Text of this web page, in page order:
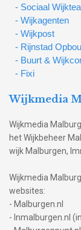
- Sociaal
- Wijkagenten
- Wijkpost
- Rijnstad
- Buurt &
- Fixi
Wijkmedia
Wijkmedia
het Wijkbeheer
wijk Malburgen,
Wijkmedia
websites:
- Malburgen.nl
- Inmalburgen.nl